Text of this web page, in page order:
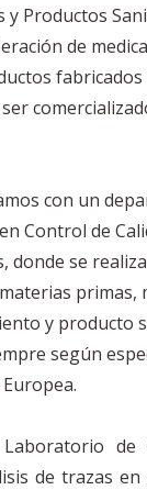
y Productos
de
con un
Control de
donde se
primas,
y producto
según
de
de trazas